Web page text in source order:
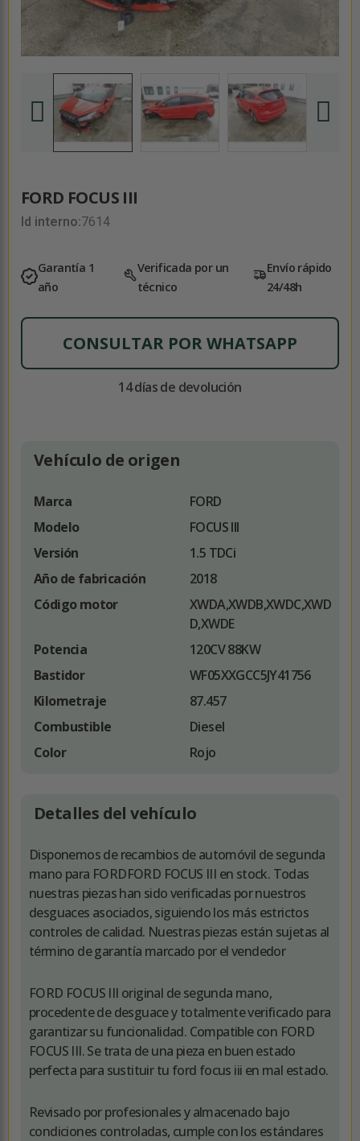
FORD FOCUS III
Id interno:7614
Garantía 1
año
Verificada por un
técnico
Envío rápido
24/48h
CONSULTAR POR WHATSAPP
14 días de devolución
Vehículo de origen
Marca
FORD
Modelo
FOCUS III
Versión
1.5 TDCi
Año de fabricación
2018
Código motor
XWDA,XWDB,XWDC,XWD
D,XWDE
Potencia
120CV 88KW
Bastidor
WF05XXGCC5JY41756
Kilometraje
87.457
Combustible
Diesel
Color
Rojo
Detalles del vehículo
Disponemos de recambios de automóvil de segunda
mano para FORDFORD FOCUS III en stock. Todas
nuestras piezas han sido verificadas por nuestros
desguaces asociados, siguiendo los más estrictos
controles de calidad. Nuestras piezas están sujetas al
término de garantía marcado por el vendedor
FORD FOCUS III original de segunda mano,
procedente de desguace y totalmente verificado para
garantizar su funcionalidad. Compatible con FORD
FOCUS III. Se trata de una pieza en buen estado
perfecta para sustituir tu ford focus iii en mal estado.
Revisado por profesionales y almacenado bajo
condiciones controladas, cumple con los estándares